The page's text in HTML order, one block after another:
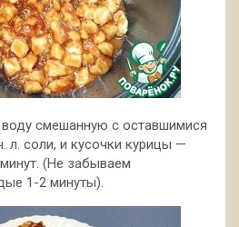
смешанную с оставшимися
л. соли, и кусочки курицы —
(Не забываем
1-2 минуты).